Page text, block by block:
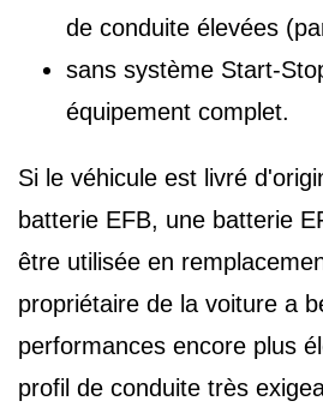
de conduite élevées
sans système Start-
équipement complet.
Si le véhicule est livré
batterie EFB, une batterie
être utilisée en
propriétaire de la voiture a
performances encore plus
profil de conduite très